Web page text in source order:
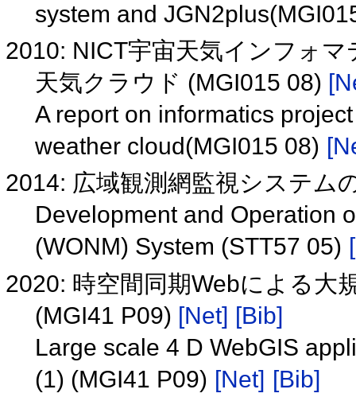
system and
2010: NICT宇宙天気インフォ
天気クラウド (MGI015 08)
A report on informatics
weather cloud(MGI015 08)
2014: 広域観測網監視システム
Development and Operation
(WONM) System (STT57 05)
2020: 時空間同期Webによる大
(MGI41 P09) [Net] [Bib]
Large scale 4 D WebGIS
(1) (MGI41 P09) [Net] [Bib]